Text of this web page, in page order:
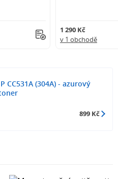
1 290 Kč
v 1 obchodě
CC531A (304A) - azurový
899 Kč